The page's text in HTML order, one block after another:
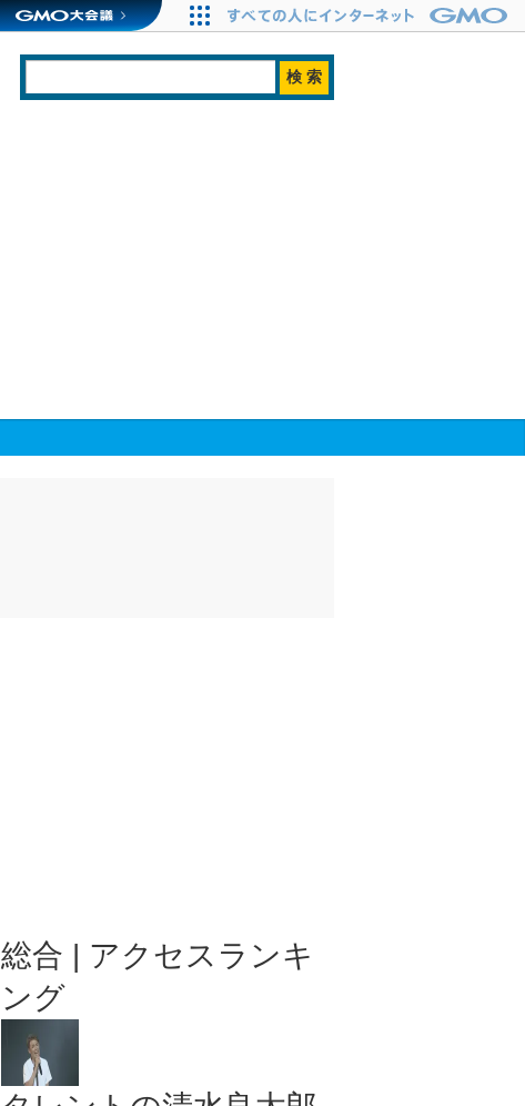
総合 | アクセスランキ
ング